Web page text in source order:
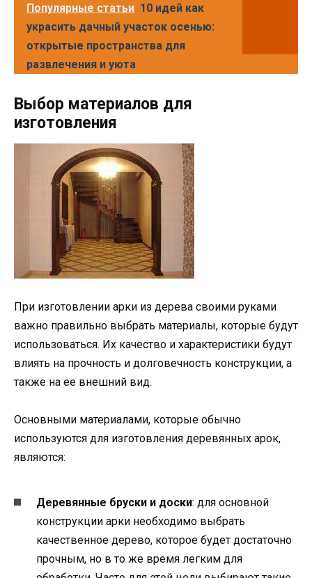
Популярные статьи 10 идей как
украсить дачный участок осенью:
открытые пространства для
развлечения и уюта
Выбор материалов для
изготовления
При изготовлении арки из дерева своими руками
важно правильно выбрать материалы, которые будут
использоваться. Их качество и характеристики будут
влиять на прочность и долговечность конструкции, а
также на ее внешний вид.
Основными материалами, которые обычно
используются для изготовления деревянных арок,
являются:
Деревянные бруски и доски: для основной
конструкции арки необходимо выбрать
качественное дерево, которое будет достаточно
прочным, но в то же время легким для